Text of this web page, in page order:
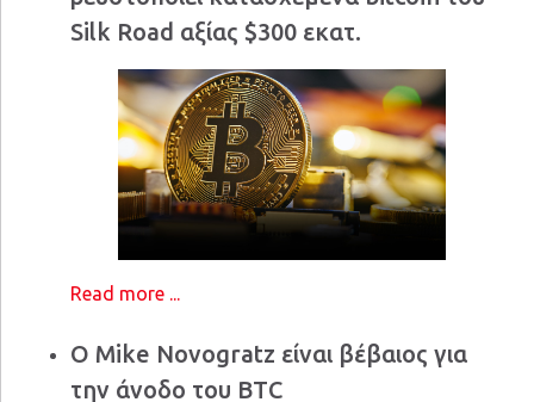
Silk Road αξίας $300 εκατ.
Read more ...
Ο Mike Novogratz είναι βέβαιος για
την άνοδο του BTC